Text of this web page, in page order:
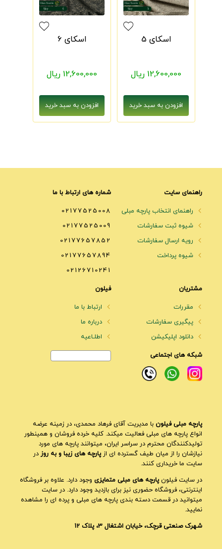
اسکای 5
12,600,000 ریال
اسکای 6
12,600,000 ریال
راهنمای سایت
راهنمای انتخاب پارچه مبلی
شیوه ثبت سفارشات
رویه ارسال سفارشات
شیوه پرداخت
شماره های ارتباط با ما
02177525008
02177525009
02177657852
02177657894
02126710241
مشتریان
مقررات
پیگیری سفارشات
دانلود اپلیکیشن
فیلون
ارتباط با ما
درباره ما
اطلـاعیه
شبکه های اجتماعی
پارچه مبلی فیلون با مدیریت آقای فرهاد محمدی، در زمینه عرضه
انواع پارچه های مبلی فعالیت میکند. کلیه خرده فروشان و همینطور
تولیدکنندگان محترم در سراسر ایران، میتوانند پارچه های مورد
نیازشان را از میان طیف گسترده ای ازپارچه های زیبا و به روز در
سایت ما خریداری کنند.
در سایت فیلونپارچه های مبلی متمایزی وجود دارد. علاوه بر فروشگاه
اینترنتی، فروشگاه حضوری نیز برای بازدید وجود دارد. در سایت
میتوانید در قسمت دسته بندی پارچه های مبلی و پرده ای را مشاهده
نمایید.
شهرک صنعتی قرچک، خیابان اشتغال 3، پلاک 12